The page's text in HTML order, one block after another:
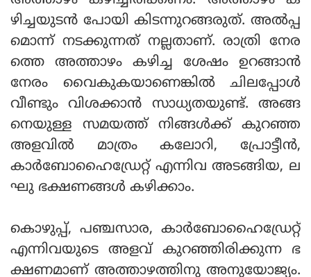
ഴിച്ചയുടന്‍ പോയി കിടന്നുറങ്ങരുത്. അല്‍പ്പ
മൊന്ന് നടക്കുന്നത് നല്ലതാണ്. രാത്രി നേര
ത്തെ അത്താഴം കഴിച്ച ശേഷം ഉറങ്ങാന്‍
നേരം വൈകുകയാണെങ്കില്‍ ചിലപ്പോള്‍
വീണ്ടും വിശക്കാന്‍ സാധ്യതയുണ്ട്. അങ്ങ
നെയുള്ള സമയത്ത് നിങ്ങള്‍ക്ക് കുറഞ്ഞ
അളവില്‍ മാത്രം കലോറി, പ്രോട്ടീന്‍,
കാര്‍ബോഹൈഡ്രേറ്റ് എന്നിവ അടങ്ങിയ, ല
ഘു ഭക്ഷണങ്ങള്‍ കഴിക്കാം.
കൊഴുപ്പ്, പഞ്ചസാര, കാര്‍ബോഹൈഡ്രേറ്റ്
എന്നിവയുടെ അളവ് കുറഞ്ഞിരിക്കുന്ന ഭ
ക്ഷണമാണ് അത്താഴത്തിനു അനുയോജ്യം.